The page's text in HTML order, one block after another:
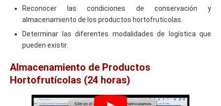
Reconocer las condiciones de conservación y
almacenamiento de los productos hortofrutícolas.
Determinar las diferentes modalidades de logística que
pueden existir.
Almacenamiento de Productos
Hortofrutícolas (24 horas)